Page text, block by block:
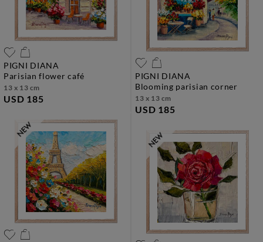
PIGNI DIANA
parisian flower café
13 x 13 cm
USD 185
PIGNI DIANA
blooming parisian corner
13 x 13 cm
USD 185